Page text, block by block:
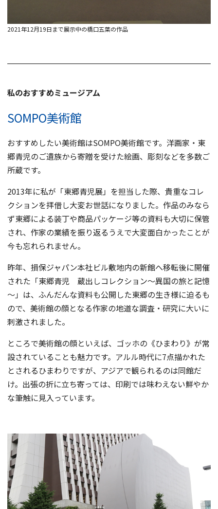
2021年12月19日まで展示中の橋口五葉の作品
私のおすすめミュージアム
SOMPO美術館
おすすめしたい美術館はSOMPO美術館です。洋画家・東
郷青児のご遺族から寄贈を受けた絵画、彫刻などを多数ご
所蔵です。
2013年に私が「東郷青児展」を担当した際、貴重なコレ
クションを拝借し大変お世話になりました。作品のみなら
ず東郷による装丁や商品パッケージ等の資料も大切に保管
され、作家の業績を振り返るうえで大変面白かったことが
今も忘れられません。
昨年、損保ジャパン本社ビル敷地内の新館へ移転後に開催
された「東郷青児 蔵出しコレクション～異国の旅と記憶
～」は、ふんだんな資料も公開した東郷の生き様に迫るも
ので、美術館の顔となる作家の地道な調査・研究に大いに
刺激されました。
ところで美術館の顔といえば、ゴッホの《ひまわり》が常
設されていることも魅力です。アルル時代に7点描かれた
とされるひまわりですが、アジアで観られるのは同館だ
け。出張の折に立ち寄っては、印刷では味わえない鮮やか
な筆触に見入っています。